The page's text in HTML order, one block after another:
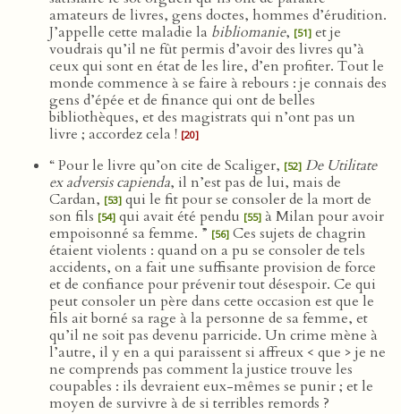
amateurs de livres, gens doctes, hommes d’érudition.
J’appelle cette maladie la bibliomanie, [51] et je
voudrais qu’il ne fût permis d’avoir des livres qu’à
ceux qui sont en état de les lire, d’en profiter. Tout le
monde commence à se faire à rebours : je connais des
gens d’épée et de finance qui ont de belles
bibliothèques, et des magistrats qui n’ont pas un
livre ; accordez cela ! [20]
“ Pour le livre qu’on cite de Scaliger, [52] De Utilitate
ex adversis capienda, il n’est pas de lui, mais de
Cardan, [53] qui le fit pour se consoler de la mort de
son fils [54] qui avait été pendu [55] à Milan pour avoir
empoisonné sa femme. ” [56] Ces sujets de chagrin
étaient violents : quand on a pu se consoler de tels
accidents, on a fait une suffisante provision de force
et de confiance pour prévenir tout désespoir. Ce qui
peut consoler un père dans cette occasion est que le
fils ait borné sa rage à la personne de sa femme, et
qu’il ne soit pas devenu parricide. Un crime mène à
l’autre, il y en a qui paraissent si affreux < que > je ne
ne comprends pas comment la justice trouve les
coupables : ils devraient eux-mêmes se punir ; et le
moyen de survivre à de si terribles remords ?